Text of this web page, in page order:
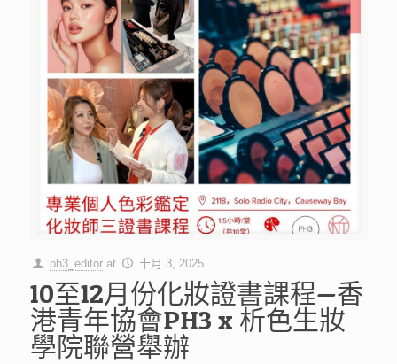
ph3_editor at 十月 3, 2025
10至12月份化妝證書課程—香
港青年協會PH3 x 析色生妝
學院聯營舉辦